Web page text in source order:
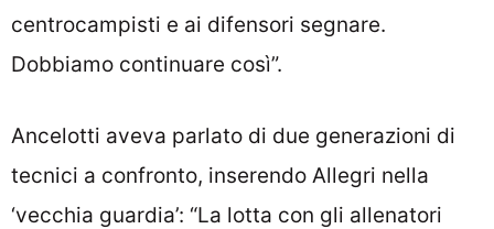
centrocampisti e ai difensori segnare.
Dobbiamo continuare così”.
Ancelotti aveva parlato di due generazioni di
tecnici a confronto, inserendo Allegri nella
‘vecchia guardia’: “La lotta con gli allenatori